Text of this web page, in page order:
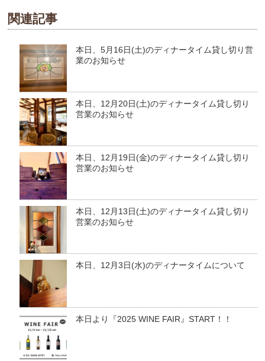
関連記事
本日、5月16日(土)のディナータイム貸し切り営
業のお知らせ
本日、12月20日(土)のディナータイム貸し切り
営業のお知らせ
本日、12月19日(金)のディナータイム貸し切り
営業のお知らせ
本日、12月13日(土)のディナータイム貸し切り
営業のお知らせ
本日、12月3日(水)のディナータイムについて
本日より『2025 WINE FAIR』START！！